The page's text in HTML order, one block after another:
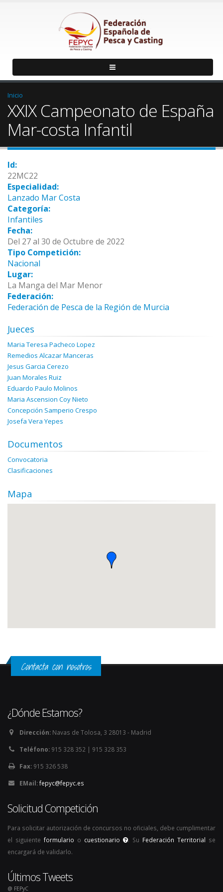
Inicio
XXIX Campeonato de España
Mar-costa Infantil
Id:
22MC22
Especialidad:
Lanzado Mar Costa
Categoría:
Infantiles
Fecha:
Del 27 al 30 de Octubre de 2022
Tipo Competición:
Nacional
Lugar:
La Manga del Mar Menor
Federación:
Federación de Pesca de la Región de Murcia
Jueces
Maria Teresa Pacheco Lopez
Remedios Alcazar Manceras
Jesus Garcia Cerezo
Juan Morales Ruiz
Eduardo Paulo Molinos
Maria Ascension Coy Nieto
Concepción Samperio Crespo
Josefa Vera Yepes
Documentos
Convocatoria
Clasificaciones
Mapa
Contacta con nosotros
¿Dónde Estamos?
Dirección: Navas de Tolosa, 3 28013 - Madrid
Teléfono: 915 328 352 | 915 328 353
Fax: 915 326 538
EMail:fepyc@fepyc.es
Solicitud Competición
Para solicitar autorización de concursos no oficiales, debe cumplimentar
el siguiente formulario o cuestionario . Su Federación Territorial se
encargará de validarlo.
Últimos Tweets
@ FEPyC